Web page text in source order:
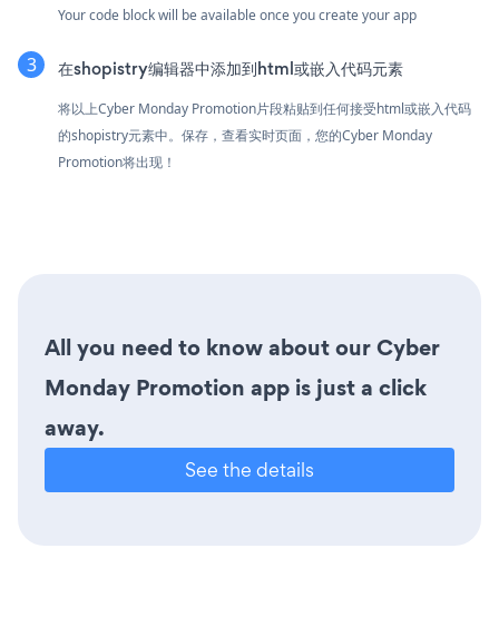
Your code block will be available once you create your app
在shopistry编辑器中添加到html或嵌入代码元素
将以上Cyber Monday Promotion片段粘贴到任何接受html或嵌入代码
的shopistry元素中。保存，查看实时页面，您的Cyber Monday
Promotion将出现！
All you need to know about our Cyber
Monday Promotion app is just a click
away.
See the details